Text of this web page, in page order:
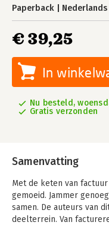
Paperback Nederlands
€ 39,25
In
Nu besteld,
Gratis verzonden
Samenvatting
Met de keten van
gemoeid. Jammer
samen. De auteurs van
deelterrein. Van